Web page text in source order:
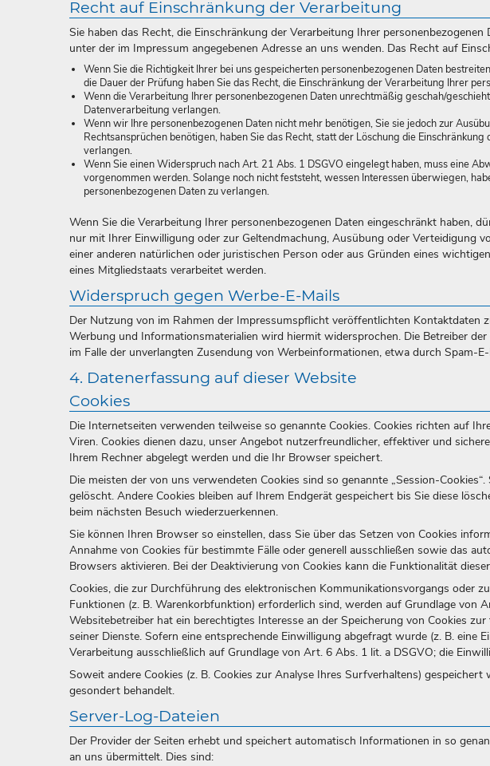
Recht auf Einschränkung der Verarbeitung
Sie haben das Recht, die Einschränkung der Verarbeitung Ihrer
unter der im Impressum angegebenen Adresse an uns wenden. Das Recht auf
Wenn Sie die Richtigkeit Ihrer bei uns gespeicherten personenbezogenen Daten
die Dauer der Prüfung haben Sie das Recht, die Einschränkung der Verarbeitung Ihrer
Wenn die Verarbeitung Ihrer personenbezogenen Daten unrechtmäßig geschah/
Datenverarbeitung verlangen.
Wenn wir Ihre personenbezogenen Daten nicht mehr benötigen, Sie sie jedoch zur
Rechtsansprüchen benötigen, haben Sie das Recht, statt der Löschung die
verlangen.
Wenn Sie einen Widerspruch nach Art. 21 Abs. 1 DSGVO eingelegt haben, muss eine
vorgenommen werden. Solange noch nicht feststeht, wessen Interessen überwiegen,
personenbezogenen Daten zu verlangen.
Wenn Sie die Verarbeitung Ihrer personenbezogenen Daten eingeschränkt haben,
nur mit Ihrer Einwilligung oder zur Geltendmachung, Ausübung oder Verteidigung
einer anderen natürlichen oder juristischen Person oder aus Gründen eines
eines Mitgliedstaats verarbeitet werden.
Widerspruch gegen Werbe-E-Mails
Der Nutzung von im Rahmen der Impressumspflicht veröffentlichten Kontaktdaten
Werbung und Informationsmaterialien wird hiermit widersprochen. Die Betreiber
im Falle der unverlangten Zusendung von Werbeinformationen, etwa durch Spam-
4. Datenerfassung auf dieser Website
Cookies
Die Internetseiten verwenden teilweise so genannte Cookies. Cookies richten auf
Viren. Cookies dienen dazu, unser Angebot nutzerfreundlicher, effektiver und
Ihrem Rechner abgelegt werden und die Ihr Browser speichert.
Die meisten der von uns verwendeten Cookies sind so genannte „Session-
gelöscht. Andere Cookies bleiben auf Ihrem Endgerät gespeichert bis Sie diese
beim nächsten Besuch wiederzuerkennen.
Sie können Ihren Browser so einstellen, dass Sie über das Setzen von Cookies
Annahme von Cookies für bestimmte Fälle oder generell ausschließen sowie das
Browsers aktivieren. Bei der Deaktivierung von Cookies kann die Funktionalität
Cookies, die zur Durchführung des elektronischen Kommunikationsvorgangs oder
Funktionen (z. B. Warenkorbfunktion) erforderlich sind, werden auf Grundlage von
Websitebetreiber hat ein berechtigtes Interesse an der Speicherung von Cookies
seiner Dienste. Sofern eine entsprechende Einwilligung abgefragt wurde (z. B. eine
Verarbeitung ausschließlich auf Grundlage von Art. 6 Abs. 1 lit. a DSGVO; die
Soweit andere Cookies (z. B. Cookies zur Analyse Ihres Surfverhaltens)
gesondert behandelt.
Server-Log-Dateien
Der Provider der Seiten erhebt und speichert automatisch Informationen in so
an uns übermittelt. Dies sind: